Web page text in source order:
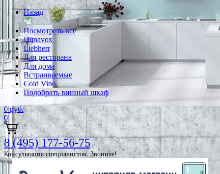
Назад
Посмотреть все
Dunavox
Liebherr
Для ресторана
Для дома
Встраиваемые
Cold Vine
Подобрать винный шкаф
0 руб.
0
8 (495) 177-56-75
Консультация специалистов. Звоните!